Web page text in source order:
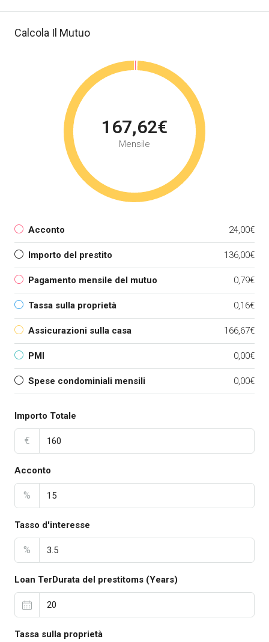
Calcola Il Mutuo
167,62€
Mensile
Acconto 24,00€
Importo del prestito 136,00€
Pagamento mensile del mutuo 0,79€
Tassa sulla proprietà 0,16€
Assicurazioni sulla casa 166,67€
PMI 0,00€
Spese condominiali mensili 0,00€
Importo Totale
€
Acconto
%
Tasso d'interesse
%
Loan TerDurata del prestitoms (Years)
Tassa sulla proprietà